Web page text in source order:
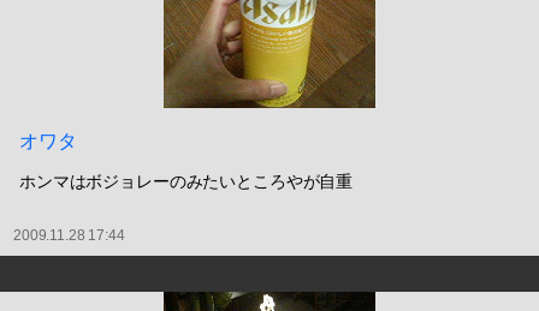
オワタ
ホンマはボジョレーのみたいところやが自重
2009.11.28 17:44